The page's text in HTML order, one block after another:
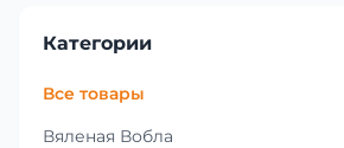
Категории
Все товары
Вяленая Вобла